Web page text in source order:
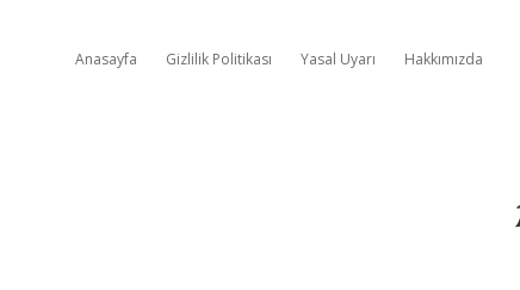
Anasayfa Gizlilik Politikası Yasal Uyarı Hakkımızda